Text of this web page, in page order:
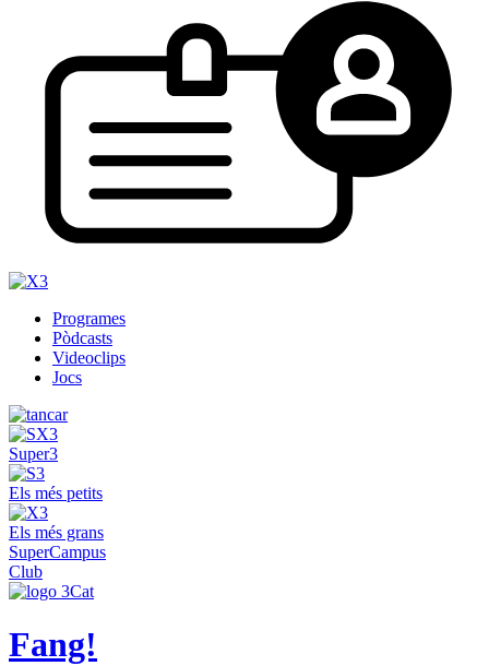
Programes
Pòdcasts
Videoclips
Jocs
Super3
Els més petits
Els més grans
SuperCampus
Club
Fang!